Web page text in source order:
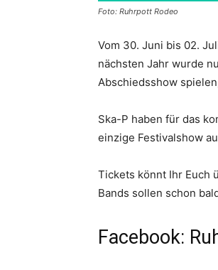
Foto: Ruhrpott Rodeo
Vom 30. Juni bis 02.
nächsten Jahr wurde
Abschiedsshow
Ska-P haben für das
einzige Festivalshow
Tickets könnt Ihr Euch
Bands sollen schon
Facebook: